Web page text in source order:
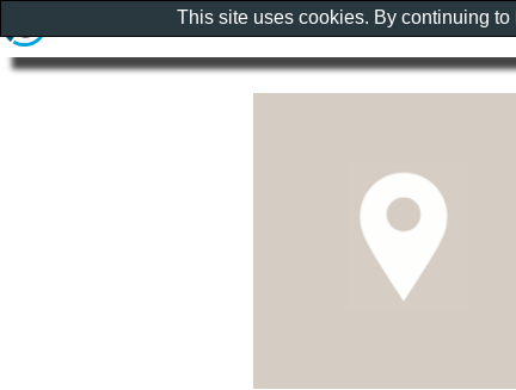
This site uses cookies. By continuing